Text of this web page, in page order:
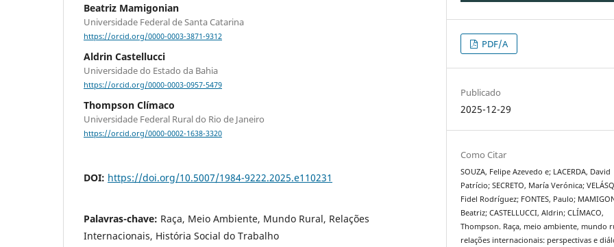
Beatriz Mamigonian
Universidade Federal de Santa Catarina
https://orcid.org/0000-0003-3871-9312
Aldrin Castellucci
Universidade do Estado da Bahia
https://orcid.org/0000-0003-0957-5479
Thompson Clímaco
Universidade Federal Rural do Rio de Janeiro
https://orcid.org/0000-0002-1638-3320
DOI: https://doi.org/10.5007/1984-9222.2025.e110231
Palavras-chave: Raça, Meio Ambiente, Mundo Rural, Relações
Internacionais, História Social do Trabalho
PDF/A
Publicado
2025-12-29
Como Citar
SOUZA, Felipe Azevedo e; LACERDA, David
Patrício; SECRETO, María Verónica;
Fidel Rodríguez; FONTES, Paulo;
Beatriz; CASTELLUCCI, Aldrin; CLÍMACO,
Thompson. Raça, meio ambiente, mundo
relações internacionais: perspectivas e